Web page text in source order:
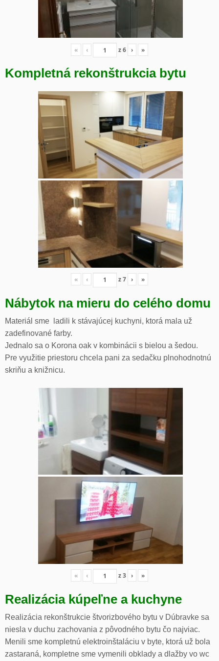
« ‹ z6 › »
Kompletná rekonštrukcia bytu
« ‹ z7 › »
Nábytok na mieru do celého domu
Materiál sme ladili k stávajúcej kuchyni, ktorá mala už
zadefinované farby.
Jednalo sa o Korona oak v kombinácii s bielou a šedou.
Pre využitie priestoru chcela pani za sedačku plnohodnotnú
skriňu a knižnicu.
« ‹ z3 › »
Realizácia kúpeľne a kuchyne
Realizácia rekonštrukcie štvorizbového bytu v Dúbravke sa
niesla v duchu zachovania z pôvodného bytu čo najviac.
Menili sme kompletnú elektroinštaláciu v byte, ktorá už bola
zastaraná, kompletne sme vymenili obklady a dlažby vo wc